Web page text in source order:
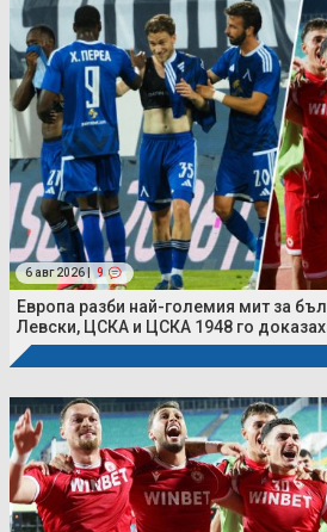
6 авг 2026 | 9
Европа разби най-големия мит за
Левски, ЦСКА и ЦСКА 1948 го